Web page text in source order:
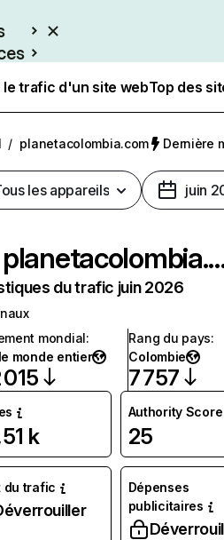
trafic d'un site webTop des
/ planetacolombia.com Dernière
les appareils juin
du trafic juin 2026
mondial:
monde entier
Rang du pays:
Colombie
7 757
k
Authority Score
25
du trafic
Dépenses
publicitaires